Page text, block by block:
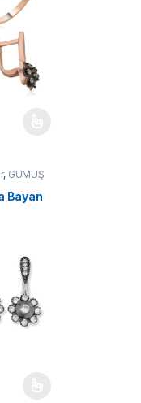
ürün sayfasından
fazla varyasyonu var.
ürün sayfasından
, GÜMÜŞ
Bayan
fazla varyasyonu var.